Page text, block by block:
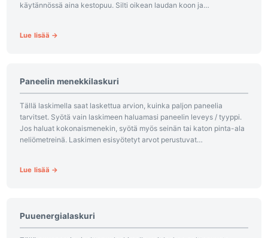
käytännössä aina kestopuu. Silti oikean laudan koon ja
Lue lisää →
Paneelin menekkilaskuri
Tällä laskimella saat laskettua arvion, kuinka paljon paneelia
tarvitset. Syötä vain laskimeen haluamasi paneelin leveys / tyyppi.
Jos haluat kokonaismenekin, syötä myös seinän tai katon pinta-ala
neliömetreinä. Laskimen esisyötetyt arvot perustuvat
Lue lisää →
Puuenergialaskuri